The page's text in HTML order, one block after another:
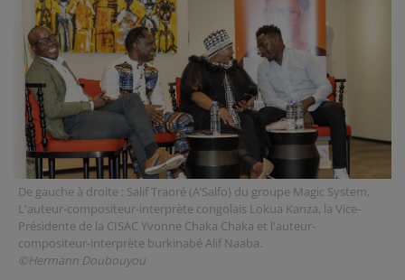
De gauche à droite : Salif Traoré (A’Salfo) du groupe Magic System,
L'auteur-compositeur-interprète congolais Lokua Kanza, la Vice-
Présidente de la CISAC Yvonne Chaka Chaka et l'auteur-
compositeur-interprète burkinabé Alif Naaba.
©Hermann Doubouyou